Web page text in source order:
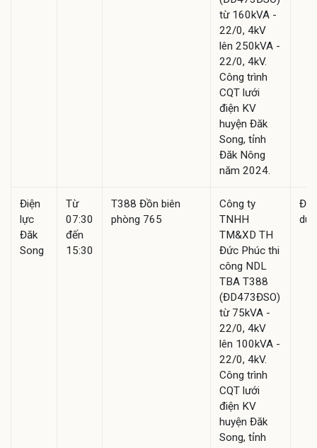
từ 160kVA -
22/0, 4kV
lên 250kVA -
22/0, 4kV.
Công trình
CQT lưới
điện KV
huyện Đăk
Song, tỉnh
Đăk Nông
năm 2024.
Điện
lực
Đăk
Song
Từ
07:30
đến
15:30
T388 Đồn biên
phòng 765
Công ty
TNHH
TM&XD TH
Đức Phúc thi
công NDL
TBA T388
(ĐD473ĐSO)
từ 75kVA -
22/0, 4kV
lên 100kVA -
22/0, 4kV.
Công trình
CQT lưới
điện KV
huyện Đăk
Song, tỉnh
Đã